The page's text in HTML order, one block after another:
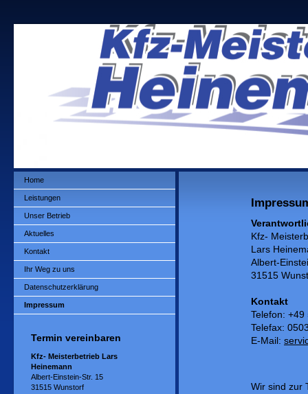
Home
Leistungen
Unser Betrieb
Aktuelles
Kontakt
Ihr Weg zu uns
Datenschutzerklärung
Impressum
Termin vereinbaren
Kfz- Meisterbetrieb Lars
Heinemann
Albert-Einstein-Str. 15
31515 Wunstorf
Kfz-
Lars
Albert-
31515
Kontakt
Telefon:
Telefax:
E-Mail:
Wir sind zur